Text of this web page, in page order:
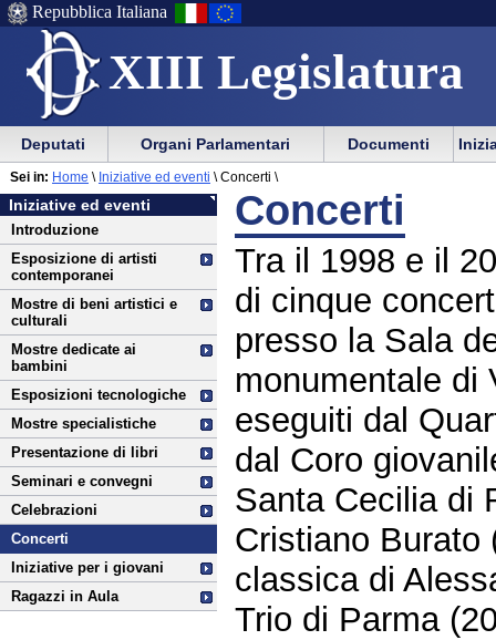
XIII Legislatura
Menu
di
ausilio
alla
navigazione
Vai
Menu
di
navigazione
principale
Repubblica Italiana
Menu
di
navigazione
principale
Vai
menu
di
sezione
Deputati Organi Parlamentari Documenti
Iniziative
ed
eventi
Vai
al
contenuto
Iniziative ed eventi
Introduzione
Esposizione di artisti
contemporanei
Mostre di beni artistici e
culturali
Mostre dedicate ai
bambini
Esposizioni tecnologiche
Mostre specialistiche
Presentazione di libri
Seminari e convegni
Celebrazioni
Concerti
Iniziative per i giovani
Ragazzi in Aula
Sei in: Home \ Iniziative ed eventi \ Concerti \
Concerti
Tra il 1998 e il
di cinque
presso la Sala
monumentale di
eseguiti dal
dal Coro
Santa Cecilia di
Cristiano Burato
classica di
Trio di Parma